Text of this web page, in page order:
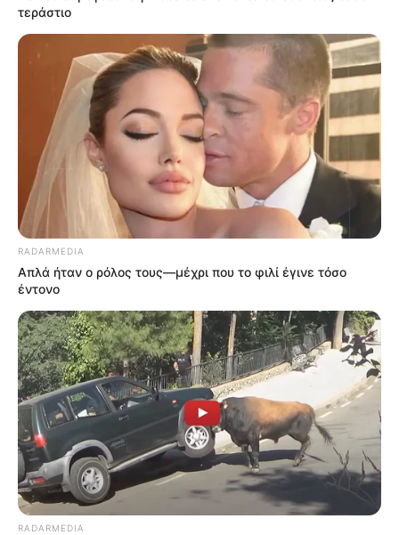
τεράστιο
RADARMEDIA
Απλά ήταν ο ρόλος τους—μέχρι που το φιλί έγινε τόσο
έντονο
RADARMEDIA